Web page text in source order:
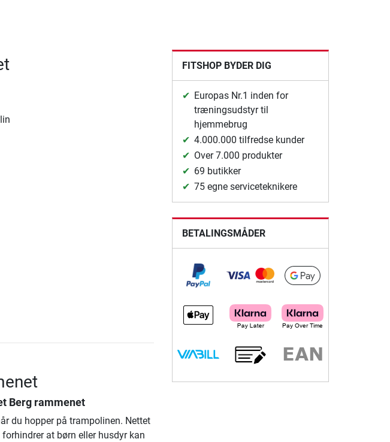
Berg rammenet
du hopper på trampolinen. Nettet
at børn eller husdyr kan
FITSHOP BYDER DIG
Europas Nr.1 inden for
træningsudstyr til
hjemmebrug
4.000.000 tilfredse kunder
Over 7.000 produkter
69 butikker
75 egne serviceteknikere
BETALINGSMÅDER